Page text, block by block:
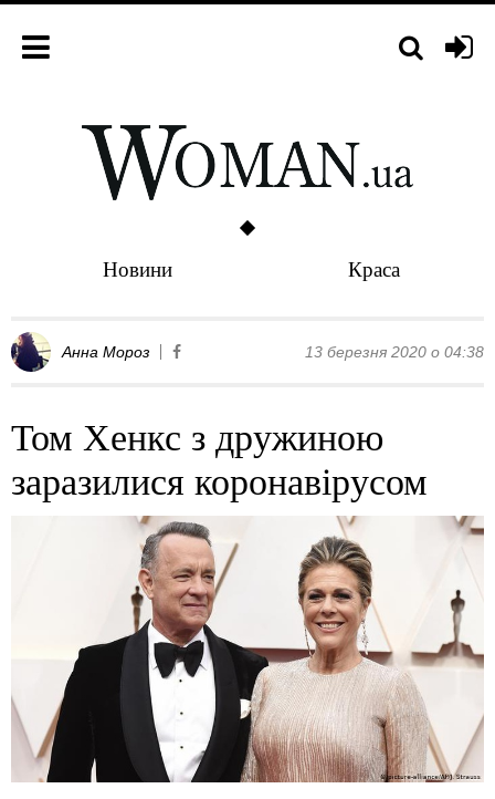
Новини Краса
Анна Мороз 13 березня 2020 о 04:38
Том Хенкс з дружиною
заразилися коронавірусом